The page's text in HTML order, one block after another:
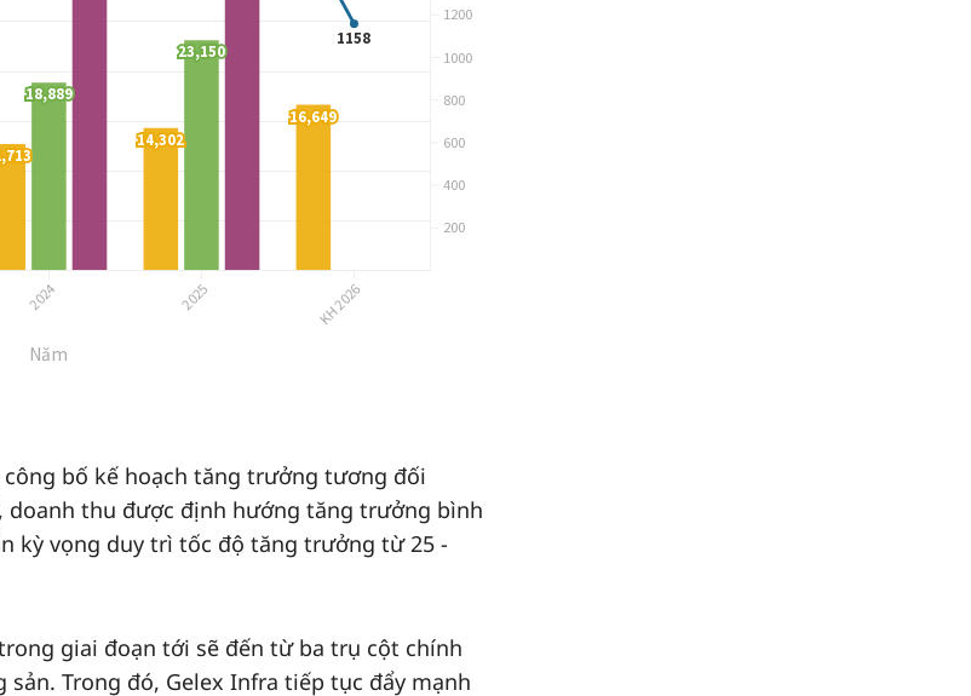
bố kế hoạch tăng trưởng tương đối
doanh thu được định hướng tăng trưởng bình
kỳ vọng duy trì tốc độ tăng trưởng từ 25 -
giai đoạn tới sẽ đến từ ba trụ cột chính
Trong đó, Gelex Infra tiếp tục đẩy mạnh